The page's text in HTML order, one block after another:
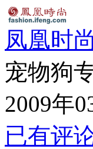
凤凰时尚
宠物狗
2009年
已有评